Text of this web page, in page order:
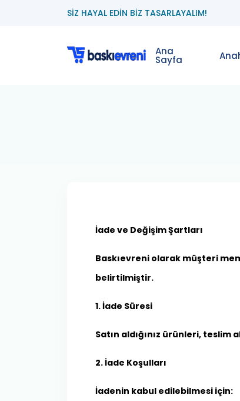
SİZ HAYAL EDİN BİZ TASARLAYALIM!
Ana
Sayfa
İade ve Değişim Şartları
Baskıevreni olarak müşteri
belirtilmiştir.
1. İade Süresi
Satın aldığınız ürünleri,
2. İade Koşulları
İadenin kabul edilebilmesi için: